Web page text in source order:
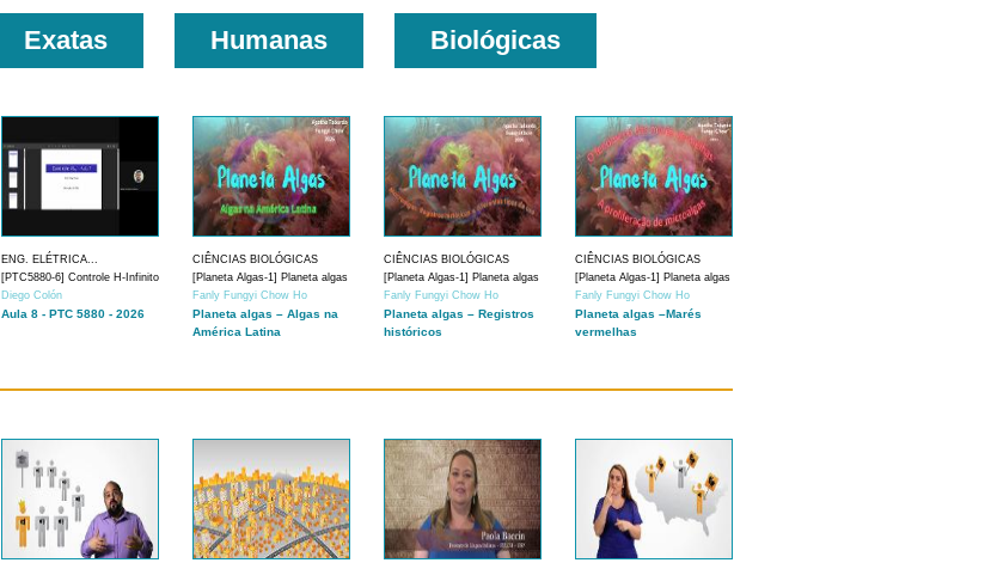
Exatas Humanas Biológicas
ENG. ELÉTRICA...
[PTC5880-6] Controle H-Infinito
Diego Colón
Aula 8 - PTC 5880 - 2026
CIÊNCIAS BIOLÓGICAS
[Planeta Algas-1] Planeta algas
Fanly Fungyi Chow Ho
Planeta algas – Algas na
América Latina
CIÊNCIAS BIOLÓGICAS
[Planeta Algas-1] Planeta algas
Fanly Fungyi Chow Ho
Planeta algas – Registros
históricos
CIÊNCIAS BIOLÓGICAS
[Planeta Algas-1] Planeta algas
Fanly Fungyi Chow Ho
Planeta algas –Marés
vermelhas